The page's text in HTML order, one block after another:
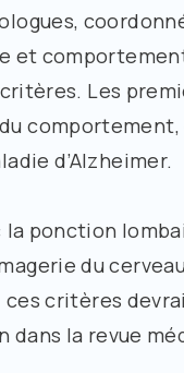
et
Les
d’Alzheimer.
ponction
du
ces critères
dans la revue